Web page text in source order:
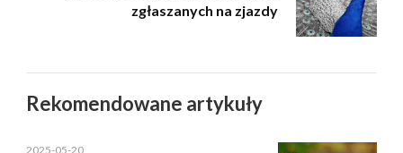
zgłaszanych na zjazdy
Rekomendowane artykuły
2025-05-20